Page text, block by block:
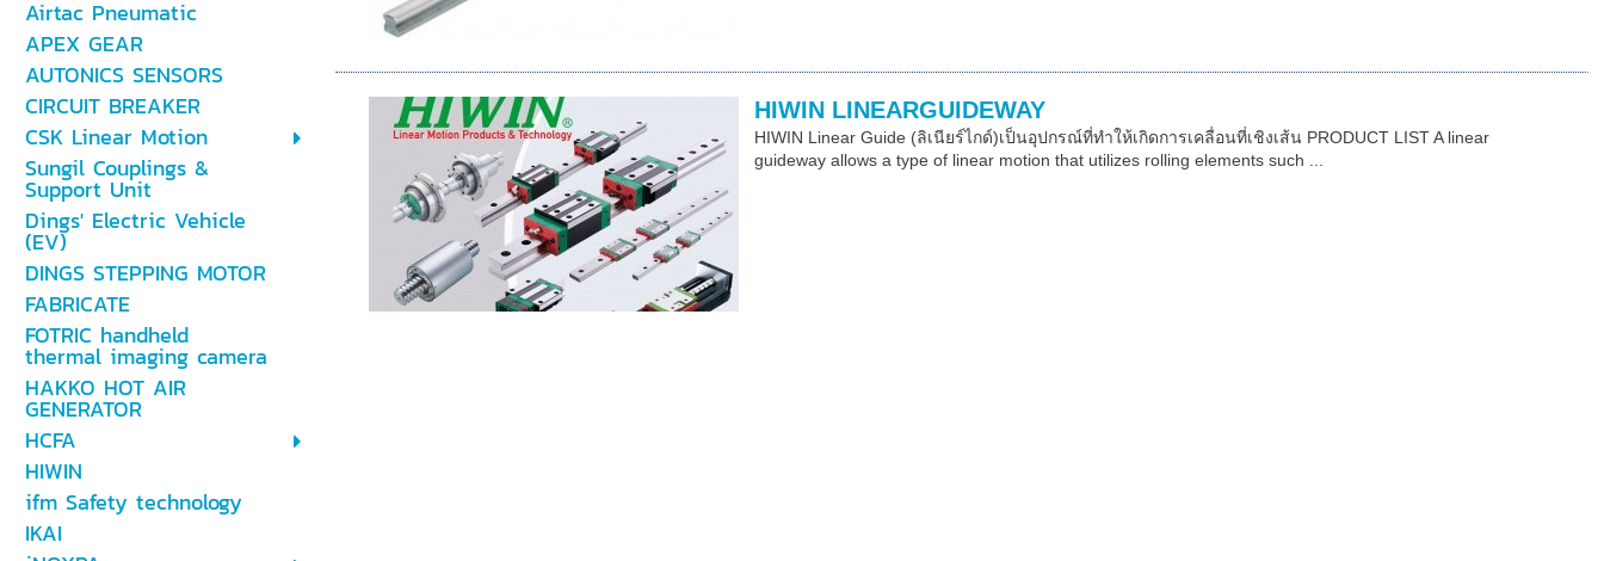
Airtac Pneumatic
APEX GEAR
AUTONICS SENSORS
CIRCUIT BREAKER
CSK Linear Motion
Sungil Couplings &
Support Unit
Dings' Electric Vehicle
(EV)
DINGS STEPPING MOTOR
FABRICATE
FOTRIC handheld
thermal imaging camera
HAKKO HOT AIR
GENERATOR
HCFA
HIWIN
ifm Safety technology
IKAI
HIWIN LINEARGUIDEWAY
HIWIN Linear Guide (ลิเนียร์ไกด์)เป็นอุปกรณ์ที่ทำให้เกิดการเคลื่อนที่เชิงเส้น PRODUCT LIST A linear
guideway allows a type of linear motion that utilizes rolling elements such ...